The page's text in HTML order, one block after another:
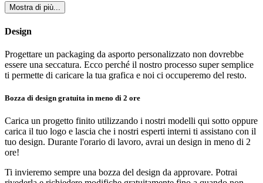
Le scatole per popcorn con base manuale hanno quattro diverse
linguette che devono essere unite per formare la base. Le scatole per
popcorn con base automatica sono gia pre-assemblate, così che si
ha bisogno di una semplice spinta e un po’ di correzione e per far si
Scatole per popcorn stampate con tutti i colori che
desideri
e stampiamo le scatole con colori CMYK, il che significa che puoi
usare tutti i colori che desideri nel design senza pagare nulla in più.
Il nostro team di grafici è a disposizione per aiutarti a creare
gratuitamente il design della tua scatola di popcorn.
Mostra di più...
Mostra di più...
Design
Progettare un packaging da asporto personalizzato non dovrebbe
essere una seccatura. Ecco perché il nostro processo super semplice
ti permette di caricare la tua grafica e noi ci occuperemo del resto.
Bozza di design gratuita in meno di 2 ore
Carica un progetto finito utilizzando i nostri modelli qui sotto oppure
carica il tuo logo e lascia che i nostri esperti interni ti assistano con il
tuo design. Durante l'orario di lavoro, avrai un design in meno di 2
ore!
Ti invieremo sempre una bozza del design da approvare. Potrai